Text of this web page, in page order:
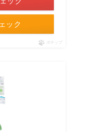
ック
ポチップ